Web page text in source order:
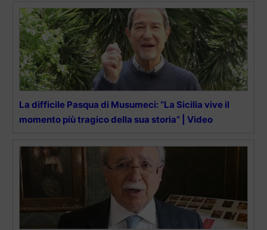
La difficile Pasqua di Musumeci: “La Sicilia vive il
momento più tragico della sua storia” | Video